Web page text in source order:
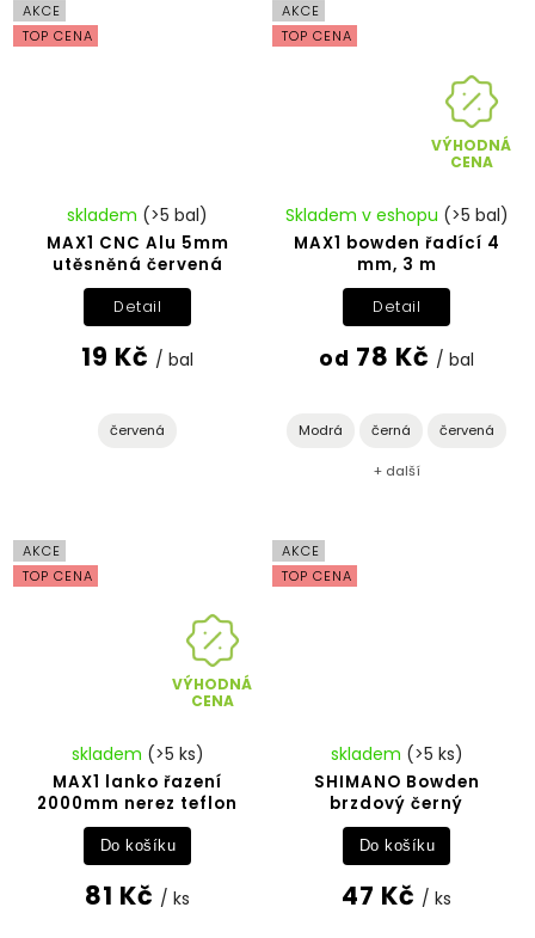
AKCE
TOP CENA
MAX1 CNC Alu 5mm
utěsněná červená
skladem (>5 bal)
19 Kč / bal
Detail
červená
AKCE
TOP CENA
VÝHODNÁ
CENA
MAX1 bowden řadící 4
mm, 3 m
Skladem v eshopu (>5 bal)
od 78 Kč / bal
Detail
Modrá černá červená
+ další
AKCE
TOP CENA
VÝHODNÁ
CENA
MAX1 lanko řazení
2000mm nerez teflon
skladem (>5 ks)
81 Kč / ks
Do košíku
AKCE
TOP CENA
SHIMANO Bowden
brzdový černý
skladem (>5 ks)
47 Kč / ks
Do košíku